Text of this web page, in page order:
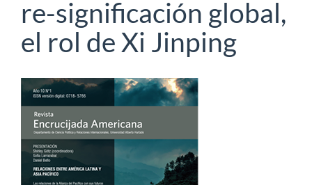
re-significación global,
el rol de Xi Jinping
Barra
lateral
del
artículo